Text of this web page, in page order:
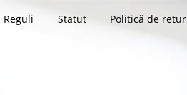
Reguli Statut Politică de retur